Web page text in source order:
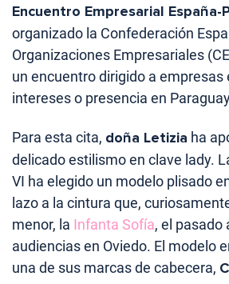
Encuentro Empresarial España-
organizado la Confederación
Organizaciones Empresariales
un encuentro dirigido a empresas
intereses o presencia en
Para esta cita, doña Letizia ha
delicado estilismo en clave lady.
VI ha elegido un modelo plisado
lazo a la cintura que,
menor, la Infanta Sofía, el pasado
audiencias en Oviedo. El modelo
una de sus marcas de cabecera,